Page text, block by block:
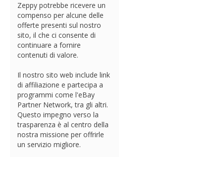
Zeppy potrebbe ricevere un
compenso per alcune delle
offerte presenti sul nostro
sito, il che ci consente di
continuare a fornire
contenuti di valore.
Il nostro sito web include link
di affiliazione e partecipa a
programmi come l'eBay
Partner Network, tra gli altri.
Questo impegno verso la
trasparenza è al centro della
nostra missione per offrirle
un servizio migliore.